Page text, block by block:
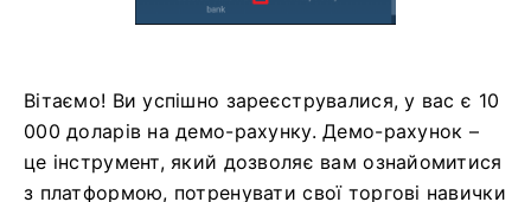
Вітаємо! Ви успішно зареєструвалися, у вас є 10
000 доларів на демо-рахунку. Демо-рахунок –
це інструмент, який дозволяє вам ознайомитися
з платформою, потренувати свої торгові навички